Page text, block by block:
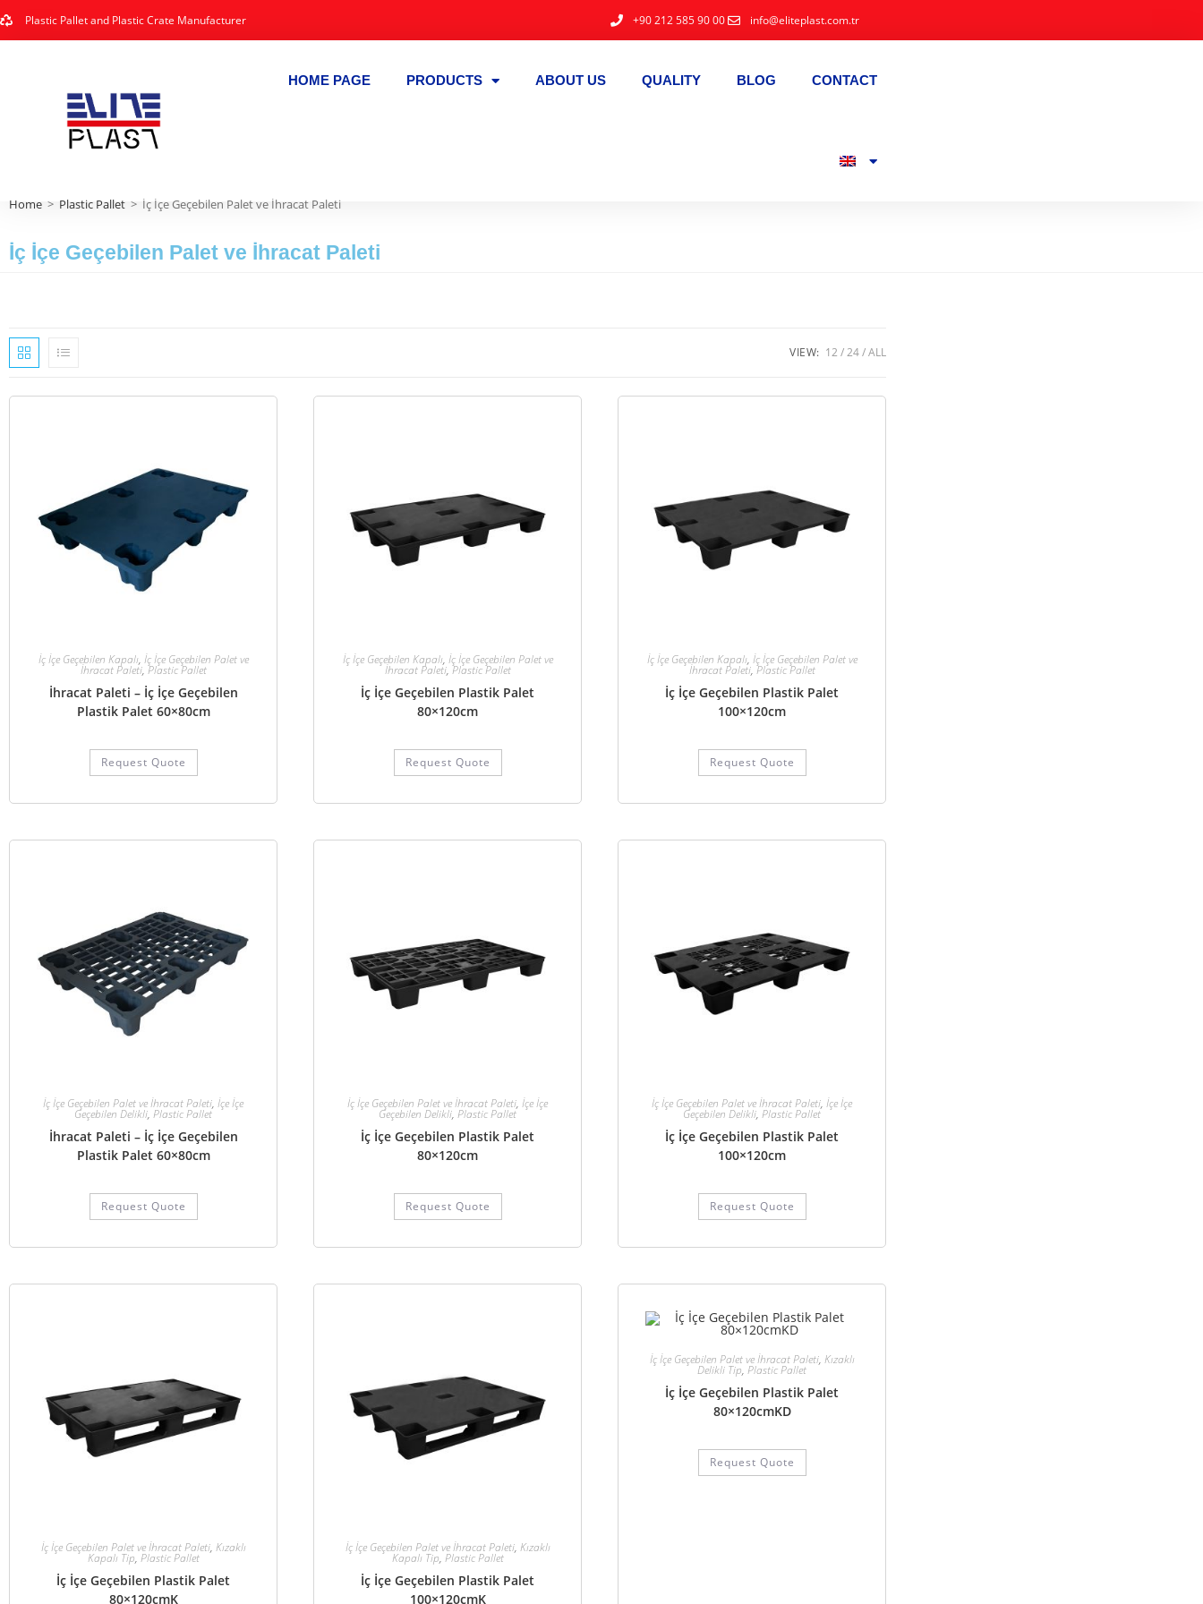
Plastic Pallet and Plastic Crate Manufacturer +90 212 585 90 00 info@eliteplast.com.tr
HOME PAGE PRODUCTS ABOUT US QUALITY BLOG CONTACT
Home > Plastic Pallet > İç İçe Geçebilen Palet ve İhracat Paleti
İç İçe Geçebilen Palet ve İhracat Paleti
VIEW: 12 24 ALL
İç İçe Geçebilen Kapalı, İç İçe Geçebilen Palet ve
İhracat Paleti, Plastic Pallet
İhracat Paleti – İç İçe Geçebilen
Plastik Palet 60×80cm
Request Quote
İç İçe Geçebilen Kapalı, İç İçe Geçebilen Palet ve
İhracat Paleti, Plastic Pallet
İç İçe Geçebilen Plastik Palet
80×120cm
Request Quote
İç İçe Geçebilen Kapalı, İç İçe Geçebilen Palet ve
İhracat Paleti, Plastic Pallet
İç İçe Geçebilen Plastik Palet
100×120cm
Request Quote
İç İçe Geçebilen Palet ve İhracat Paleti, İçe İçe
Geçebilen Delikli, Plastic Pallet
İhracat Paleti – İç İçe Geçebilen
Plastik Palet 60×80cm
Request Quote
İç İçe Geçebilen Palet ve İhracat Paleti, İçe İçe
Geçebilen Delikli, Plastic Pallet
İç İçe Geçebilen Plastik Palet
80×120cm
Request Quote
İç İçe Geçebilen Palet ve İhracat Paleti, İçe İçe
Geçebilen Delikli, Plastic Pallet
İç İçe Geçebilen Plastik Palet
100×120cm
Request Quote
İç İçe Geçebilen Palet ve İhracat Paleti, Kızaklı
Kapalı Tip, Plastic Pallet
İç İçe Geçebilen Plastik Palet
80×120cmK
İç İçe Geçebilen Palet ve İhracat Paleti, Kızaklı
Kapalı Tip, Plastic Pallet
İç İçe Geçebilen Plastik Palet
100×120cmK
İç İçe Geçebilen Palet ve İhracat Paleti, Kızaklı
Delikli Tip, Plastic Pallet
İç İçe Geçebilen Plastik Palet
80×120cmKD
Request Quote